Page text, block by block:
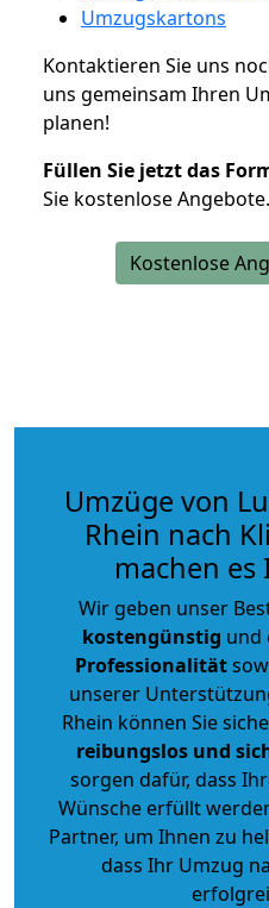
Umzugskartons
Kontaktieren Sie uns
uns gemeinsam Ihren
planen!
Füllen Sie jetzt das
Sie kostenlose Angebote.
Kostenlose
Umzüge von
Rhein nach
machen
Wir geben unser
kostengünstig und
Professionalität
unserer
Rhein können Sie
reibungslos und
sorgen dafür, dass
Wünsche erfüllt
Partner, um Ihnen zu
dass Ihr Umzug